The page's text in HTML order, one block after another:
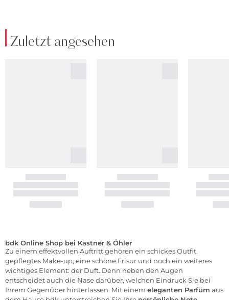
Zuletzt angesehen
bdk Online Shop bei Kastner & Öhler
Zu einem effektvollen Auftritt gehören ein schickes Outfit,
gepflegtes Make-up, eine schöne Frisur und noch ein weiteres
wichtiges Element: der Duft. Denn neben den Augen
entscheidet auch die Nase darüber, welchen Eindruck Sie bei
Ihrem Gegenüber hinterlassen. Mit einem eleganten Parfüm aus